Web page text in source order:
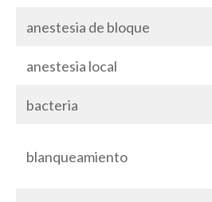
anestesia de bloque
anestesia local
bacteria
blanqueamiento